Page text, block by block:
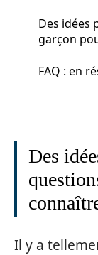
Des idées
garçon
FAQ : en
Des
Il y a